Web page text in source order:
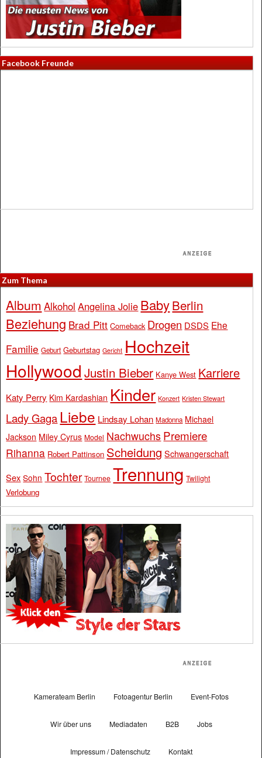
Facebook Freunde
Zum Thema
Album Alkohol Angelina Jolie BabyBerlin
Beziehung Brad Pitt Comeback Drogen DSDS Ehe
Familie Geburt Geburtstag Gericht Hochzeit
Hollywood Justin Bieber Kanye West Karriere
Katy Perry Kim Kardashian Kinder Konzert Kristen Stewart
Lady Gaga Liebe Lindsay Lohan Madonna Michael
Jackson Miley Cyrus Model Nachwuchs Premiere
Rihanna Robert Pattinson Scheidung Schwangerschaft
Sex Sohn Tochter Tournee Trennung Twilight
Verlobung
Kamerateam Berlin Fotoagentur Berlin Event-Fotos
Wir über uns Mediadaten B2B Jobs
Impressum / Datenschutz Kontakt